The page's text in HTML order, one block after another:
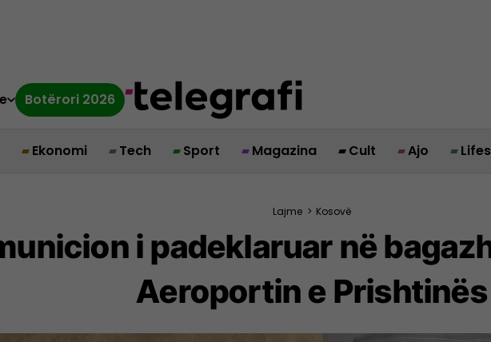
Botërori 2026
Ekonomi Tech Sport Magazina Cult Ajo
Lajme > Kosovë
i padeklaruar në
Aeroportin e Prishtinës